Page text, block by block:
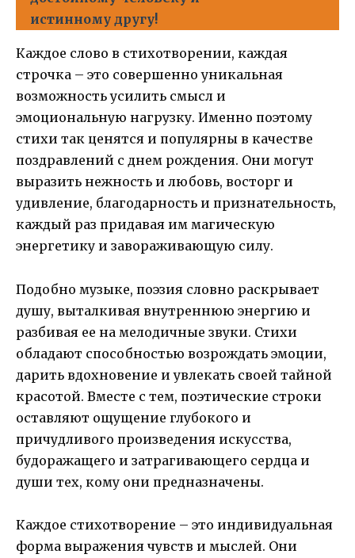
истинному другу!
Каждое слово в стихотворении, каждая
строчка – это совершенно уникальная
возможность усилить смысл и
эмоциональную нагрузку. Именно поэтому
стихи так ценятся и популярны в качестве
поздравлений с днем рождения. Они могут
выразить нежность и любовь, восторг и
удивление, благодарность и признательность,
каждый раз придавая им магическую
энергетику и завораживающую силу.
Подобно музыке, поэзия словно раскрывает
душу, выталкивая внутреннюю энергию и
разбивая ее на мелодичные звуки. Стихи
обладают способностью возрождать эмоции,
дарить вдохновение и увлекать своей тайной
красотой. Вместе с тем, поэтические строки
оставляют ощущение глубокого и
причудливого произведения искусства,
будоражащего и затрагивающего сердца и
души тех, кому они предназначены.
Каждое стихотворение – это индивидуальная
форма выражения чувств и мыслей. Они